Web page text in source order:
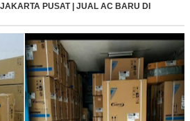
PUSAT | JUAL AC BARU DI